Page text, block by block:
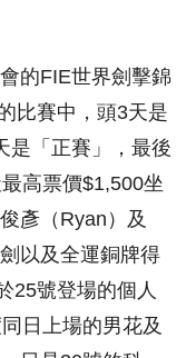
的FIE世界劍擊錦
比賽中，頭3天是
是「正賽」，最後
高票價$1,500坐
彥（Ryan）及
以及全運銅牌得
25號登場的個人
日上場的男花及